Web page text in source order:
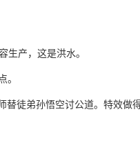
生产，这是洪水。
。
徒弟孙悟空讨公道。特效做